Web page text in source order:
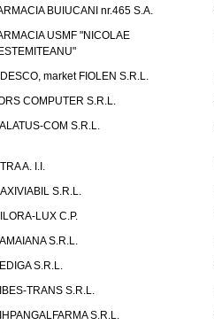
BUIUCANI nr.465 S.A.
USMF "NICOLAE
market FIOLEN S.R.L.
COMPUTER S.R.L.
COM S.R.L.
A. I.I.
S.R.L.
LUX C.P.
S.R.L.
S.R.L.
TRANS S.R.L.
S.R.L.